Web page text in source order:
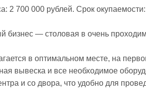
2 700 000 рублей. Срок
бизнес — столовая в очень
в оптимальном месте, на
вывеска и все необходимое
и со двора, что удобно для